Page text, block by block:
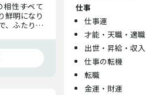
性――すべて
鮮明になり
、ふたりの
仕事
仕事運
才能・天職・適職
出世・昇給・収入
仕事の転機
転職
金運・財運